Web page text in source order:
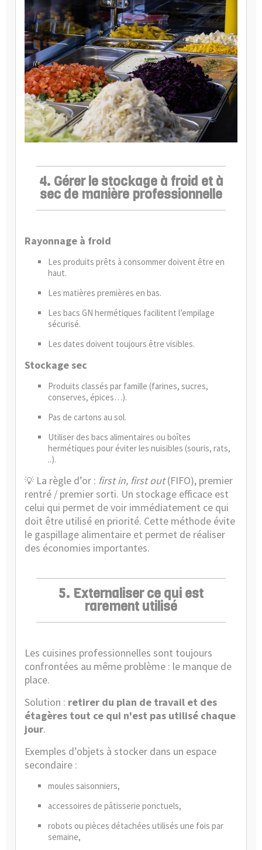
4. Gérer le stockage à froid et à
sec de manière professionnelle
Rayonnage à froid
Les produits prêts à consommer doivent être en
haut.
Les matières premières en bas.
Les bacs GN hermétiques facilitent l’empilage
sécurisé.
Les dates doivent toujours être visibles.
Stockage sec
Produits classés par famille (farines, sucres,
conserves, épices…).
Pas de cartons au sol.
Utiliser des bacs alimentaires ou boîtes
hermétiques pour éviter les nuisibles (souris, rats,
..).
💡 La règle d’or : first in, first out(FIFO), premier
rentré / premier sorti. Un stockage efficace est
celui qui permet de voir immédiatement ce qui
doit être utilisé en priorité. Cette méthode évite
le gaspillage alimentaire et permet de réaliser
des économies importantes.
5. Externaliser ce qui est
rarement utilisé
Les cuisines professionnelles sont toujours
confrontées au même problème : le manque de
place.
Solution : retirer du plan de travail et des
étagères tout ce qui n'est pas utilisé chaque
jour.
Exemples d’objets à stocker dans un espace
secondaire :
moules saisonniers,
accessoires de pâtisserie ponctuels,
robots ou pièces détachées utilisés une fois par
semaine,